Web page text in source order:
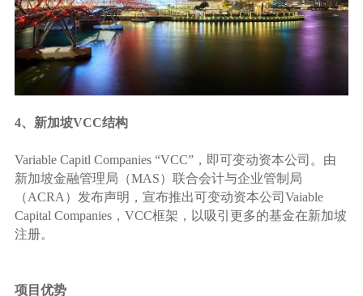
4、新加坡VCC结构
Variable Capitl Companies “VCC”，即可变动资本公司。由
新加坡金融管理局（MAS）联合会计与企业管制局
（ACRA）发布声明，宣布推出可变动资本公司Vaiable
Capital Companies，VCC框架，以吸引更多的基金在新加坡
注册。
项目优势